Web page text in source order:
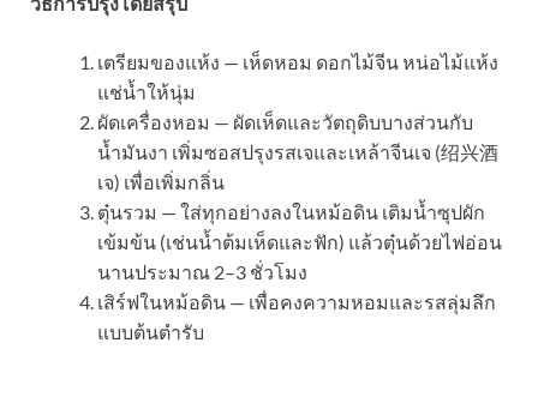
เตรียมของแห้ง — เห็ดหอม ดอกไม้จีน หน่อไม้แห้ง
แช่น้ำให้นุ่ม
ผัดเครื่องหอม — ผัดเห็ดและวัตถุดิบบางส่วนกับ
น้ำมันงา เพิ่มซอสปรุงรสเจและเหล้าจีนเจ (绍兴酒
เจ) เพื่อเพิ่มกลิ่น
ตุ๋นรวม — ใส่ทุกอย่างลงในหม้อดิน เติมน้ำซุปผัก
เข้มข้น (เช่นน้ำต้มเห็ดและฟัก) แล้วตุ๋นด้วยไฟอ่อน
นานประมาณ 2–3 ชั่วโมง
เสิร์ฟในหม้อดิน — เพื่อคงความหอมและรสลุ่มลึก
แบบต้นตำรับ